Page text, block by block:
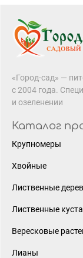
«Город-сад» —
с 2004 года.
и озеленении
Каталог
Крупномеры
Хвойные
Лиственные
Лиственные
Вересковые
Лианы